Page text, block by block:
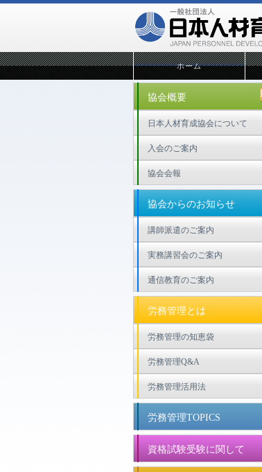
ホーム
協会概要
日本人材育成協会について
入会のご案内
協会会報
協会からのお知らせ
講師派遣のご案内
実務講習会のご案内
通信教育のご案内
労務管理とは
労務管理の知恵袋
労務管理Q&A
労務管理活用法
労務管理TOPICS
資格試験受験に関して